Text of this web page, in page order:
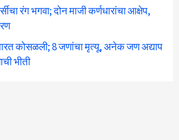
रंग भगवा; दोन माजी कर्णधारांचा आक्षेप,
कोसळली; 8 जणांचा मृत्यू, अनेक जण अद्याप
भीती